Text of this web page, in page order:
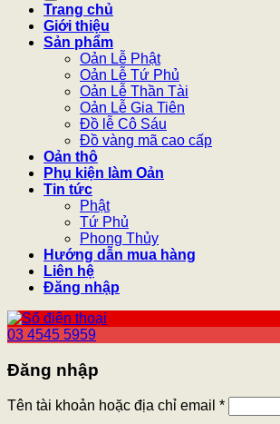
Trang chủ
Giới thiệu
Sản phẩm
Oản Lễ Phật
Oản Lễ Tứ Phủ
Oản Lễ Thần Tài
Oản Lễ Gia Tiên
Đồ lễ Cô Sáu
Đồ vàng mã cao cấp
Oản thô
Phụ kiện làm Oản
Tin tức
Phật
Tứ Phủ
Phong Thủy
Hướng dẫn mua hàng
Liên hệ
Đăng nhập
03 4545 5959
Đăng nhập
Tên tài khoản hoặc địa chỉ email *